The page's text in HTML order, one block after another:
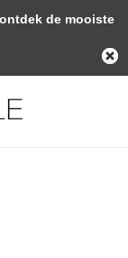
0 Artikelen - €0,00
de mooiste